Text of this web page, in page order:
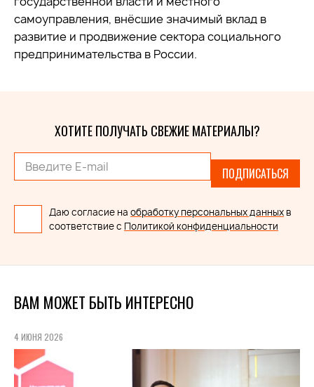
самоуправления, внёсшие значимый вклад в
развитие и продвижение сектора социального
предпринимательства в России.
ХОТИТЕ ПОЛУЧАТЬ СВЕЖИЕ МАТЕРИАЛЫ?
ПОДПИСАТЬСЯ
Даю согласие на обработку персональных данных в
соответствие с Политикой конфиденциальности
ВАМ МОЖЕТ БЫТЬ ИНТЕРЕСНО
4 ИЮНЯ 2026